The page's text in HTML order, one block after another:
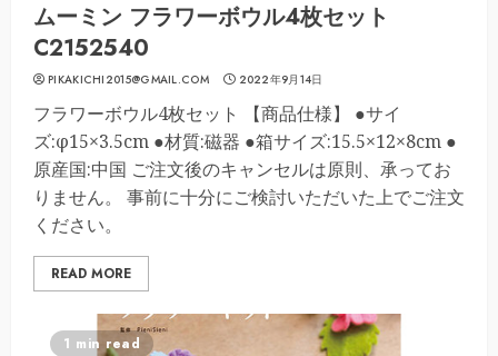
ムーミン フラワーボウル4枚セット
C2152540
PIKAKICHI2015@GMAIL.COM 2022年9月14日
フラワーボウル4枚セット 【商品仕様】 ●サイ
ズ:φ15×3.5cm ●材質:磁器 ●箱サイズ:15.5×12×8cm ●
原産国:中国 ご注文後のキャンセルは原則、承ってお
りません。 事前に十分にご検討いただいた上でご注文
ください。
READ MORE
1 min read